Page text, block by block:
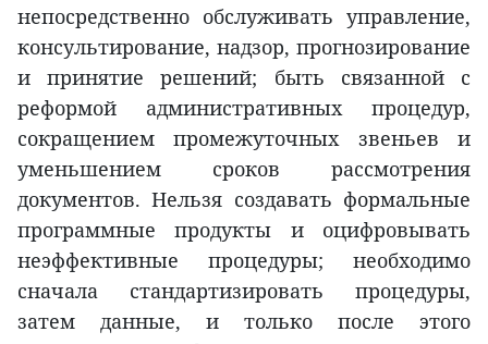
непосредственно обслуживать управление,
консультирование, надзор, прогнозирование
и принятие решений; быть связанной с
реформой административных процедур,
сокращением промежуточных звеньев и
уменьшением сроков рассмотрения
документов. Нельзя создавать формальные
программные продукты и оцифровывать
неэффективные процедуры; необходимо
сначала стандартизировать процедуры,
затем данные, и только после этого